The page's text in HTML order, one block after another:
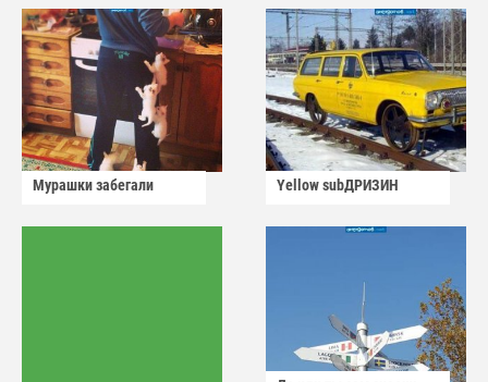
Мурашки забегали Yellow subДРИЗИН